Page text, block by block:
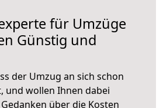
für Umzüge
Günstig und
der Umzug an sich schon
und wollen Ihnen dabei
über die Kosten